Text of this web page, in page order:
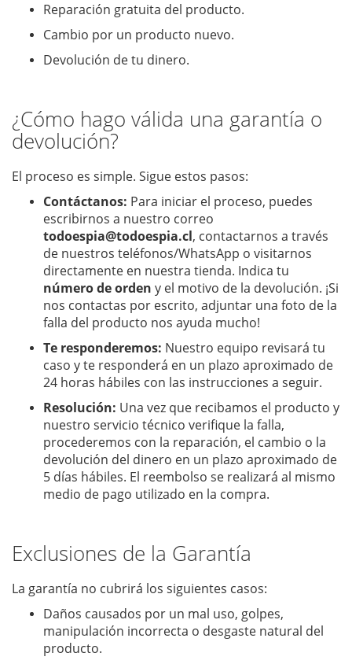
Reparación gratuita del producto.
Cambio por un producto nuevo.
Devolución de tu dinero.
¿Cómo hago válida una garantía o
devolución?
El proceso es simple. Sigue estos pasos:
Contáctanos: Para iniciar el proceso, puedes
escribirnos a nuestro correo
todoespia@todoespia.cl, contactarnos a través
de nuestros teléfonos/WhatsApp o visitarnos
directamente en nuestra tienda. Indica tu
número de orden y el motivo de la devolución. ¡Si
nos contactas por escrito, adjuntar una foto de la
falla del producto nos ayuda mucho!
Te responderemos: Nuestro equipo revisará tu
caso y te responderá en un plazo aproximado de
24 horas hábiles con las instrucciones a seguir.
Resolución: Una vez que recibamos el producto y
nuestro servicio técnico verifique la falla,
procederemos con la reparación, el cambio o la
devolución del dinero en un plazo aproximado de
5 días hábiles. El reembolso se realizará al mismo
medio de pago utilizado en la compra.
Exclusiones de la Garantía
La garantía no cubrirá los siguientes casos:
Daños causados por un mal uso, golpes,
manipulación incorrecta o desgaste natural del
producto.